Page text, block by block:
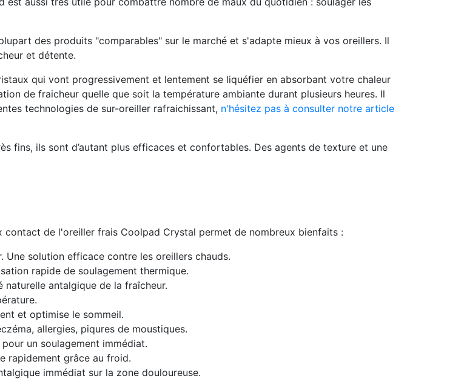
des produits "comparables" sur le marché et s'adapte mieux à vos oreillers. Il
et détente.
qui vont progressivement et lentement se liquéfier en absorbant votre chaleur
de fraicheur quelle que soit la température ambiante durant plusieurs heures. Il
technologies de sur-oreiller rafraichissant, n'hésitez pas à consulter notre article
fins, ils sont d’autant plus efficaces et confortables. Des agents de texture et une
de l'oreiller frais Coolpad Crystal permet de nombreux bienfaits :
Une solution efficace contre les oreillers chauds.
rapide de soulagement thermique.
antalgique de la fraîcheur.
et optimise le sommeil.
allergies, piqures de moustiques.
un soulagement immédiat.
rapidement grâce au froid.
immédiat sur la zone douloureuse.